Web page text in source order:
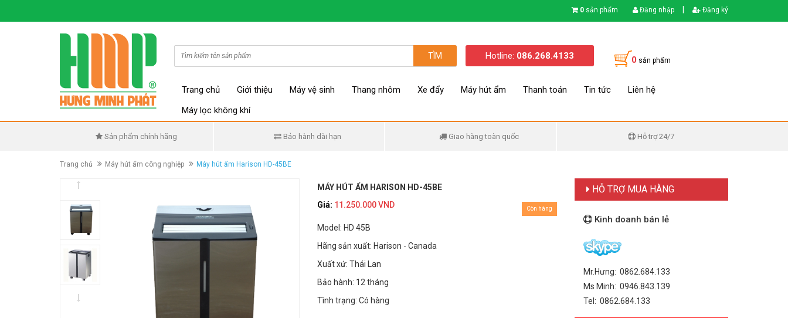
0 sản phẩm Đăng nhập Đăng ký
TÌM Hotline: 086.268.4133 0 sản phẩm
Trang chủ Giới thiệu Máy vệ sinh Thang nhôm Xe đẩy Máy hút ẩm Thanh toán Tin tức
Liên hệ
Máy lọc không khí
Sản phẩm chính hãng Bảo hành dài hạn Giao hàng toàn quốc Hỗ trợ 24/7
Trang chủ Máy hút ẩm công nghiệp Máy hút ẩm Harison HD-45BE
MÁY HÚT ẨM HARISON HD-45BE
Giá: 11.250.000 VND Còn hàng
Model: HD 45B
Hãng sản xuất: Harison - Canada
Xuất xứ: Thái Lan
Bảo hành: 12 tháng
Tình trạng: Có hàng
HỖ TRỢ MUA HÀNG
Kinh doanh bán lẻ
Mr.Hưng: 0862.684.133
Ms Minh: 0946.843.139
Tel: 0862.684.133